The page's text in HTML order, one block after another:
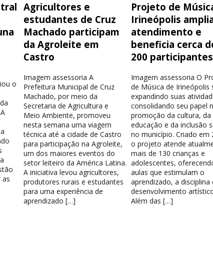
o
as
Agricultores e
estudantes de Cruz
Machado participam
da Agroleite em
Castro
Imagem assessoria A
Prefeitura Municipal de Cruz
Machado, por meio da
Secretaria de Agricultura e
Meio Ambiente, promoveu
nesta semana uma viagem
técnica até a cidade de Castro
para participação na Agroleite,
um dos maiores eventos do
setor leiteiro da América Latina.
A iniciativa levou agricultores,
produtores rurais e estudantes
para uma experiência de
aprendizado […]
Projeto de
Irineópolis
atendimento e
beneficia cerca
200 participantes
Imagem assessoria O
de Música de Irineópolis
expandindo suas
consolidando seu papel
promoção da cultura, da
educação e da inclusão
no município. Criado em
o projeto atende
mais de 130 crianças e
adolescentes,
aulas que estimulam o
aprendizado, a disciplina
desenvolvimento
Além das […]